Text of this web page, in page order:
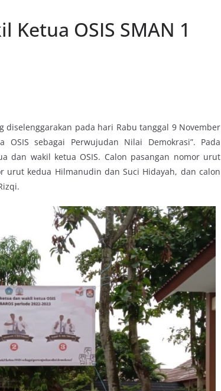
OSIS SMAN 1
diselenggarakan pada hari Rabu tanggal 9 November
sebagai Perwujudan Nilai Demokrasi”. Pada
dan wakil ketua OSIS. Calon pasangan nomor urut
urut kedua Hilmanudin dan Suci Hidayah, dan calon